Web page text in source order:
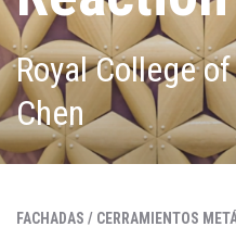
Royal College
Chen
FACHADAS / CERRAMIENTOS